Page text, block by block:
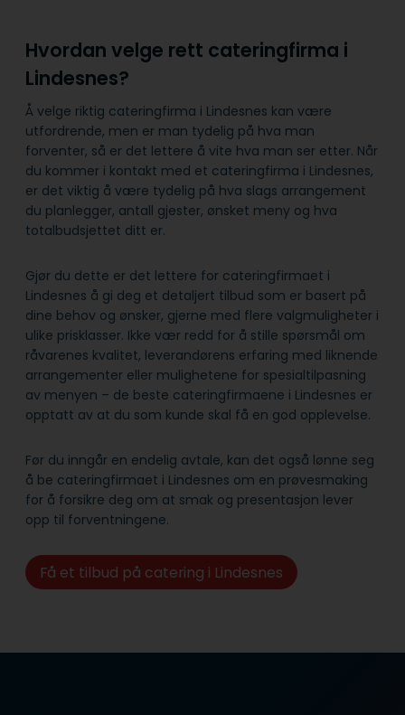
Hvordan velge rett cateringfirma i
Lindesnes?
Å velge riktig cateringfirma i Lindesnes kan være
utfordrende, men er man tydelig på hva man
forventer, så er det lettere å vite hva man ser etter. Når
du kommer i kontakt med et cateringfirma i Lindesnes,
er det viktig å være tydelig på hva slags arrangement
du planlegger, antall gjester, ønsket meny og hva
totalbudsjettet ditt er.
Gjør du dette er det lettere for cateringfirmaet i
Lindesnes å gi deg et detaljert tilbud som er basert på
dine behov og ønsker, gjerne med flere valgmuligheter i
ulike prisklasser. Ikke vær redd for å stille spørsmål om
råvarenes kvalitet, leverandørens erfaring med liknende
arrangementer eller mulighetene for spesialtilpasning
av menyen – de beste cateringfirmaene i Lindesnes er
opptatt av at du som kunde skal få en god opplevelse.
Før du inngår en endelig avtale, kan det også lønne seg
å be cateringfirmaet i Lindesnes om en prøvesmaking
for å forsikre deg om at smak og presentasjon lever
opp til forventningene.
Få et tilbud på catering i Lindesnes